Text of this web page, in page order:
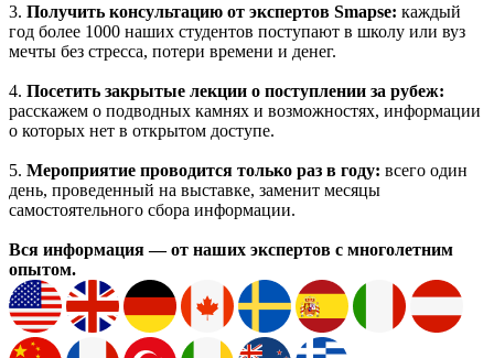
3. Получить консультацию от экспертов Smapse: каждый
год более 1000 наших студентов поступают в школу или вуз
мечты без стресса, потери времени и денег.
4. Посетить закрытые лекции о поступлении за рубеж:
расскажем о подводных камнях и возможностях, информации
о которых нет в открытом доступе.
5. Мероприятие проводится только раз в году: всего один
день, проведенный на выставке, заменит месяцы
самостоятельного сбора информации.
Вся информация — от наших экспертов с многолетним
опытом.